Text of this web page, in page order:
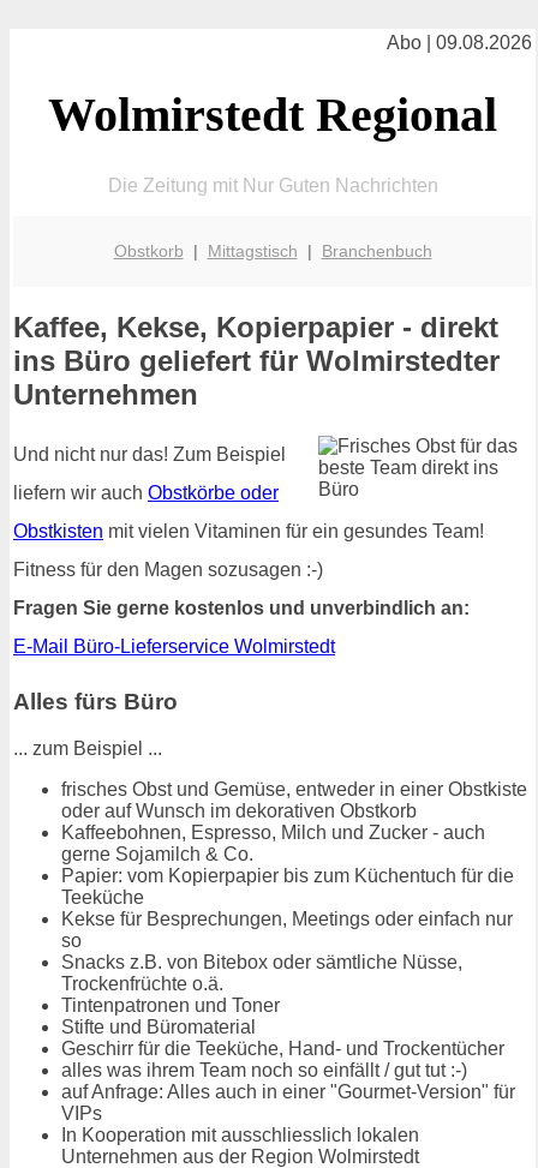
Abo | 09.08.2026
Wolmirstedt Regional
Die Zeitung mit Nur Guten Nachrichten
Obstkorb | Mittagstisch | Branchenbuch
Kaffee, Kekse, Kopierpapier - direkt
ins Büro geliefert für Wolmirstedter
Unternehmen
Und nicht nur das! Zum Beispiel
liefern wir auch Obstkörbe oder
Obstkisten mit vielen Vitaminen für ein gesundes Team!
Fitness für den Magen sozusagen :-)
Fragen Sie gerne kostenlos und unverbindlich an:
E-Mail Büro-Lieferservice Wolmirstedt
Alles fürs Büro
... zum Beispiel ...
frisches Obst und Gemüse, entweder in einer Obstkiste
oder auf Wunsch im dekorativen Obstkorb
Kaffeebohnen, Espresso, Milch und Zucker - auch
gerne Sojamilch & Co.
Papier: vom Kopierpapier bis zum Küchentuch für die
Teeküche
Kekse für Besprechungen, Meetings oder einfach nur
so
Snacks z.B. von Bitebox oder sämtliche Nüsse,
Trockenfrüchte o.ä.
Tintenpatronen und Toner
Stifte und Büromaterial
Geschirr für die Teeküche, Hand- und Trockentücher
alles was ihrem Team noch so einfällt / gut tut :-)
auf Anfrage: Alles auch in einer "Gourmet-Version" für
VIPs
In Kooperation mit ausschliesslich lokalen
Unternehmen aus der Region Wolmirstedt